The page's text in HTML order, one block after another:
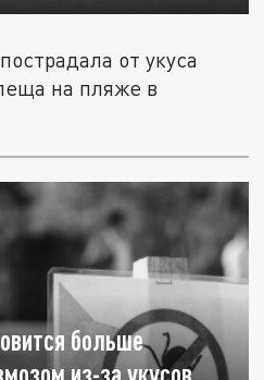
от укуса
на пляже в
больше